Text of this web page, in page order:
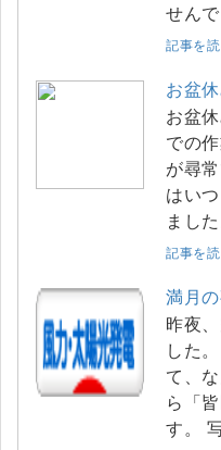
せんで
記事を
お盆
お盆
での
が尋
はい
記事を
満月
昨夜
した
て、
ら「
す。